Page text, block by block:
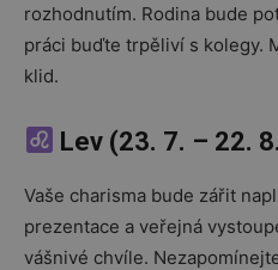
rozhodnutím. Rodina bude
práci buďte trpěliví s kolegy.
klid.
Lev (23. 7. – 22.
Vaše charisma bude zářit
prezentace a veřejná
vášnivé chvíle.